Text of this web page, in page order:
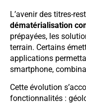
L’avenir des titres-
dématérialisation
prépayées, les
terrain. Certains
applications
smartphone,
Cette évolution
fonctionnalités :